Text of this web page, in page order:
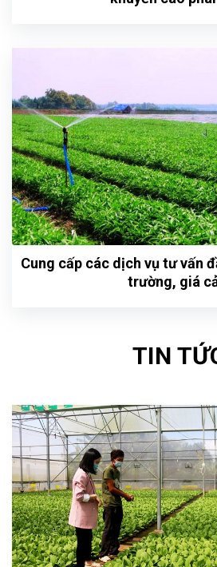
Cung cấp các dịch vụ tư vấn
trường, giá
TIN